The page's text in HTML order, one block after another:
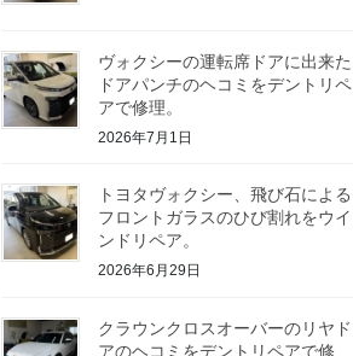
ヴォクシーの運転席ドアに出来た
ドアパンチのヘコミをデントリペ
アで修理。
2026年7月1日
トヨタヴォクシー、飛び石による
フロントガラスのひび割れをウイ
ンドリペア。
2026年6月29日
クラウンクロスオーバーのリヤド
アのヘコミをデントリペアで修